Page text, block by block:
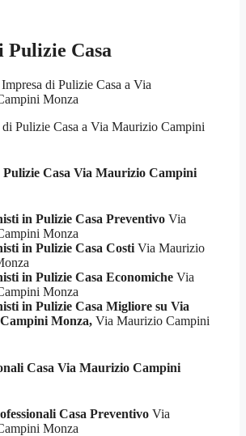
Pulizie Casa
Pulizie Casa a Via Maurizio Campini
Pulizie Casa Via Maurizio Campini
in Pulizie Casa Preventivo Via
Monza
in Pulizie Casa Costi Via Maurizio
in Pulizie Casa Economiche Via
Monza
in Pulizie Casa Migliore su Via
Monza, Via Maurizio Campini
Casa Via Maurizio Campini
Casa Preventivo Via
Monza